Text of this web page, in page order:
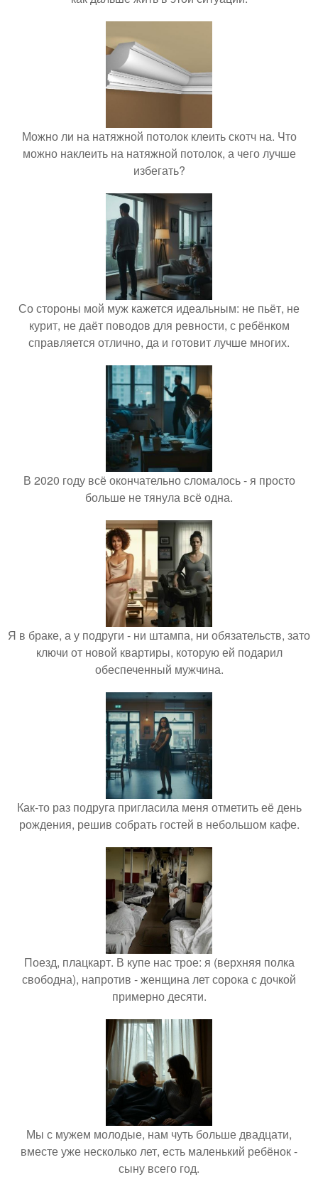
Можно ли на натяжной потолок клеить скотч на. Что
можно наклеить на натяжной потолок, а чего лучше
избегать?
Со стороны мой муж кажется идеальным: не пьёт, не
курит, не даёт поводов для ревности, с ребёнком
справляется отлично, да и готовит лучше многих.
В 2020 году всё окончательно сломалось - я просто
больше не тянула всё одна.
Я в браке, а у подруги - ни штампа, ни обязательств, зато
ключи от новой квартиры, которую ей подарил
обеспеченный мужчина.
Как-то раз подруга пригласила меня отметить её день
рождения, решив собрать гостей в небольшом кафе.
Поезд, плацкарт. В купе нас трое: я (верхняя полка
свободна), напротив - женщина лет сорока с дочкой
примерно десяти.
Мы с мужем молодые, нам чуть больше двадцати,
вместе уже несколько лет, есть маленький ребёнок -
сыну всего год.